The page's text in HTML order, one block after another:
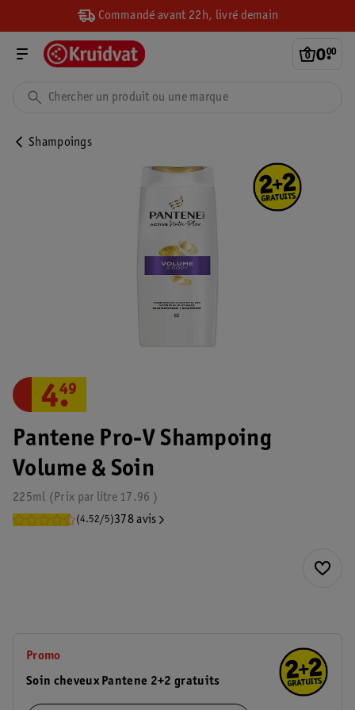
Commandé avant 22h, livré demain
0.
00
Shampoings
Pantene Pro-V Shampoing
Volume & Soin
225ml 17.96
Prix par litre
(4.52/5)378 avis
4.
49
Promo
Soin cheveux Pantene 2+2 gratuits